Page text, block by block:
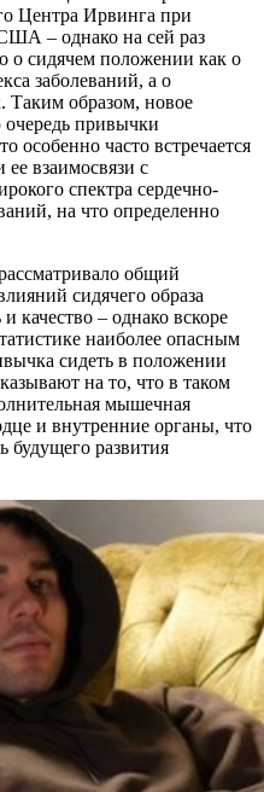
Центра Ирвинга при
– однако на сей раз
о сидячем положении как о
заболеваний, а о
Таким образом, новое
очередь привычки
особенно часто встречается
ее взаимосвязи с
спектра сердечно-
на что определенно
общий
сидячего образа
качество – однако вскоре
наиболее опасным
сидеть в положении
на то, что в таком
мышечная
и внутренние органы, что
будущего развития